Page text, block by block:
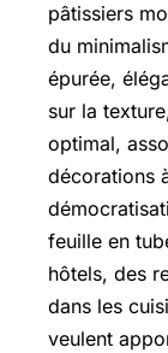
pâtissiers
du
épurée,
sur la
optimal,
décorations
feuille en
hôtels, des
dans les
veulent